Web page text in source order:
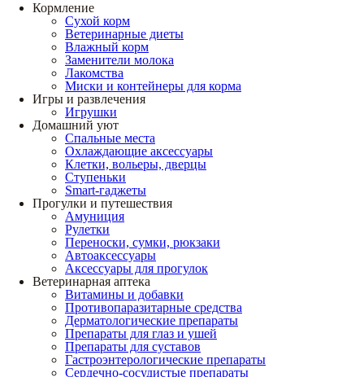
Кормление
Сухой корм
Ветеринарные диеты
Влажный корм
Заменители молока
Лакомства
Миски и контейнеры для корма
Игры и развлечения
Игрушки
Домашний уют
Спальные места
Охлаждающие аксессуары
Клетки, вольеры, дверцы
Ступеньки
Smart-гаджеты
Прогулки и путешествия
Амуниция
Рулетки
Переноски, сумки, рюкзаки
Автоаксессуары
Аксессуары для прогулок
Ветеринарная аптека
Витамины и добавки
Противопаразитарные средства
Дерматологические препараты
Препараты для глаз и ушей
Препараты для суставов
Гастроэнтерологические препараты
Сердечно-сосудистые препараты